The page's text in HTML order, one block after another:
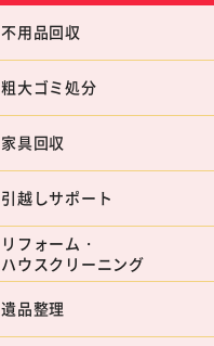
不用品回収
粗大ゴミ処分
家具回収
引越しサポート
リフォーム・
ハウスクリーニング
遺品整理